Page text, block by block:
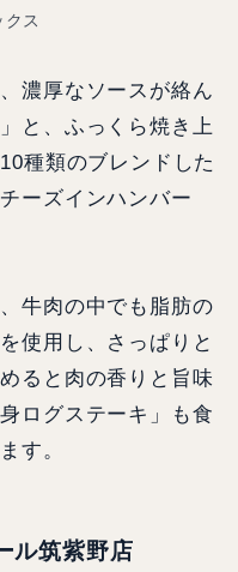
ス
濃厚なソースが絡ん
と、ふっくら焼き上
種類のブレンドした
ーズインハンバー
牛肉の中でも脂肪の
使用し、さっぱりと
ると肉の香りと旨味
ログステーキ」も食
す。
ル筑紫野店